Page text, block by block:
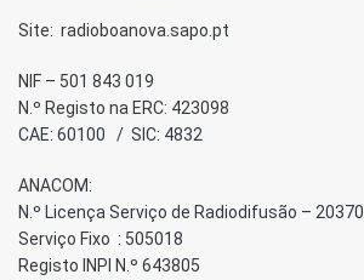
Site: radioboanova.sapo.pt
NIF – 501 843 019
N.º Registo na ERC: 423098
CAE: 60100 / SIC: 4832
ANACOM:
N.º Licença Serviço de Radiodifusão – 20370
Serviço Fixo : 505018
Registo INPI N.º 643805